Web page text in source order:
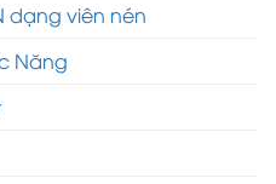
dạng viên nén
Năng